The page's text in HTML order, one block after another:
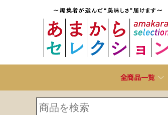
全商品一覧